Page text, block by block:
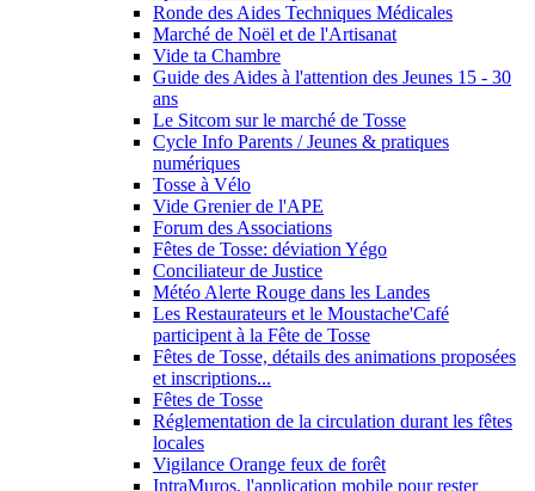
Ronde des Aides Techniques Médicales
Marché de Noël et de l'Artisanat
Vide ta Chambre
Guide des Aides à l'attention des Jeunes 15 - 30
ans
Le Sitcom sur le marché de Tosse
Cycle Info Parents / Jeunes & pratiques
numériques
Tosse à Vélo
Vide Grenier de l'APE
Forum des Associations
Fêtes de Tosse: déviation Yégo
Conciliateur de Justice
Météo Alerte Rouge dans les Landes
Les Restaurateurs et le Moustache'Café
participent à la Fête de Tosse
Fêtes de Tosse, détails des animations proposées
et inscriptions...
Fêtes de Tosse
Réglementation de la circulation durant les fêtes
locales
Vigilance Orange feux de forêt
IntraMuros, l'application mobile pour rester